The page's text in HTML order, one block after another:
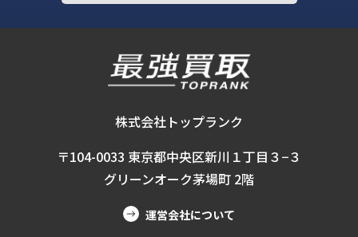
株式会社トップランク
〒104-0033 東京都中央区新川１丁目３−３
グリーンオーク茅場町 2階
運営会社について